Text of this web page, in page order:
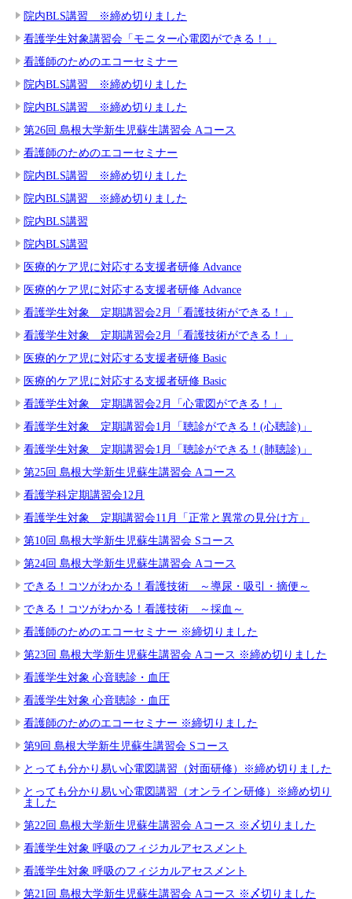
院内BLS講習 ※締め切りました
看護学生対象講習会「モニター心電図ができる！」
看護師のためのエコーセミナー
院内BLS講習 ※締め切りました
院内BLS講習 ※締め切りました
第26回 島根大学新生児蘇生講習会 Aコース
看護師のためのエコーセミナー
院内BLS講習 ※締め切りました
院内BLS講習 ※締め切りました
院内BLS講習
院内BLS講習
医療的ケア児に対応する支援者研修 Advance
医療的ケア児に対応する支援者研修 Advance
看護学生対象 定期講習会2月「看護技術ができる！」
看護学生対象 定期講習会2月「看護技術ができる！」
医療的ケア児に対応する支援者研修 Basic
医療的ケア児に対応する支援者研修 Basic
看護学生対象 定期講習会2月「心電図ができる！」
看護学生対象 定期講習会1月「聴診ができる！(心聴診)」
看護学生対象 定期講習会1月「聴診ができる！(肺聴診)」
第25回 島根大学新生児蘇生講習会 Aコース
看護学科定期講習会12月
看護学生対象 定期講習会11月「正常と異常の見分け方」
第10回 島根大学新生児蘇生講習会 Sコース
第24回 島根大学新生児蘇生講習会 Aコース
できる！コツがわかる！看護技術 ～導尿・吸引・摘便～
できる！コツがわかる！看護技術 ～採血～
看護師のためのエコーセミナー ※締切りました
第23回 島根大学新生児蘇生講習会 Aコース ※締め切りました
看護学生対象 心音聴診・血圧
看護学生対象 心音聴診・血圧
看護師のためのエコーセミナー ※締切りました
第9回 島根大学新生児蘇生講習会 Sコース
とっても分かり易い心電図講習（対面研修）※締め切りました
とっても分かり易い心電図講習（オンライン研修）※締め切り
ました
第22回 島根大学新生児蘇生講習会 Aコース ※〆切りました
看護学生対象 呼吸のフィジカルアセスメント
看護学生対象 呼吸のフィジカルアセスメント
第21回 島根大学新生児蘇生講習会 Aコース ※〆切りました